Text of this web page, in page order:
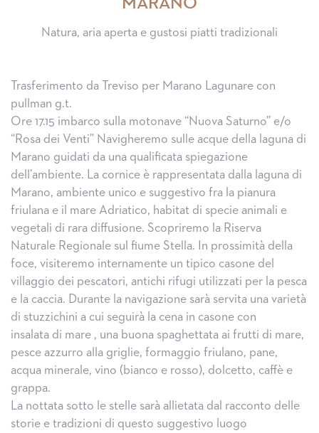
MARANO
Natura, aria aperta e gustosi piatti tradizionali
Trasferimento da Treviso per Marano Lagunare con
pullman g.t.
Ore 17.15 imbarco sulla motonave “Nuova Saturno” e/o
“Rosa dei Venti” Navigheremo sulle acque della laguna di
Marano guidati da una qualificata spiegazione
dell’ambiente. La cornice è rappresentata dalla laguna di
Marano, ambiente unico e suggestivo fra la pianura
friulana e il mare Adriatico, habitat di specie animali e
vegetali di rara diffusione. Scopriremo la Riserva
Naturale Regionale sul fiume Stella. In prossimità della
foce, visiteremo internamente un tipico casone del
villaggio dei pescatori, antichi rifugi utilizzati per la pesca
e la caccia. Durante la navigazione sarà servita una varietà
di stuzzichini a cui seguirà la cena in casone con
insalata di mare , una buona spaghettata ai frutti di mare,
pesce azzurro alla griglie, formaggio friulano, pane,
acqua minerale, vino (bianco e rosso), dolcetto, caffè e
grappa.
La nottata sotto le stelle sarà allietata dal racconto delle
storie e tradizioni di questo suggestivo luogo